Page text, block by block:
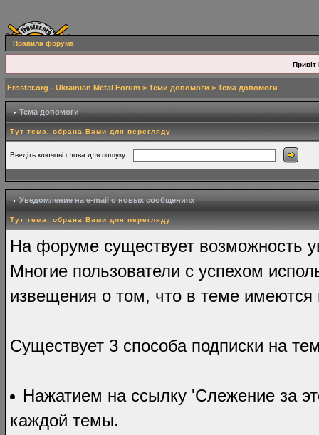
Правила форума
Привіт
Froster.org - Ukrainian Metal Forum > Теми допомоги > Тема допомоги
Тема допомоги
Тут тема, обрана Вами для перегляду
Введіть ключові слова для пошуку
Уведомление на e-mail о новых сообщениях
Тут тема, обрана Вами для перегляду
На форуме существует возможность
Многие пользователи с успехом
извещения о том, что в теме
Существует 3 способа подписки на
Нажатием на ссылку 'Слежение за
каждой темы.